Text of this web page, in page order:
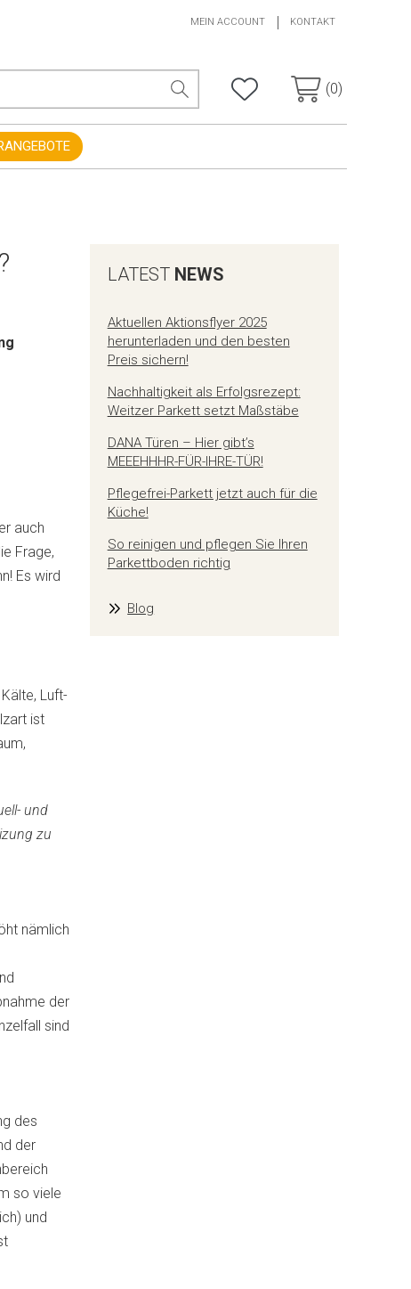
MEIN ACCOUNT KONTAKT
(0)
auch
Frage,
Es wird
Luft-
ist
und
zu
nämlich
der
sind
des
der
so viele
und
LATEST NEWS
Aktuellen Aktionsflyer 2025
herunterladen und den besten
Preis sichern!
Nachhaltigkeit als Erfolgsrezept:
Weitzer Parkett setzt Maßstäbe
DANA Türen – Hier gibt’s
MEEEHHHR-FÜR-IHRE-TÜR!
Pflegefrei-Parkett jetzt auch für die
Küche!
So reinigen und pflegen Sie Ihren
Parkettboden richtig
Blog